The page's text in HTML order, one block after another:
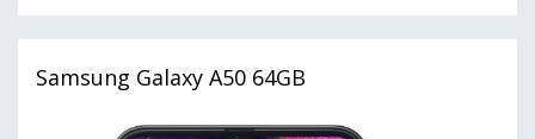
Samsung Galaxy A50 64GB